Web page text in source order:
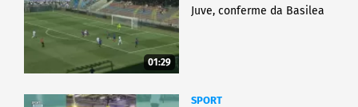
01:29
Juve, conferme da Basilea
SPORT